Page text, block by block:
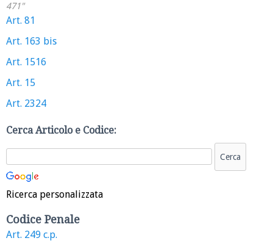
471"
Art. 81
Art. 163 bis
Art. 1516
Art. 15
Art. 2324
Cerca Articolo e Codice:
Ricerca personalizzata
Codice Penale
Art. 249 c.p.